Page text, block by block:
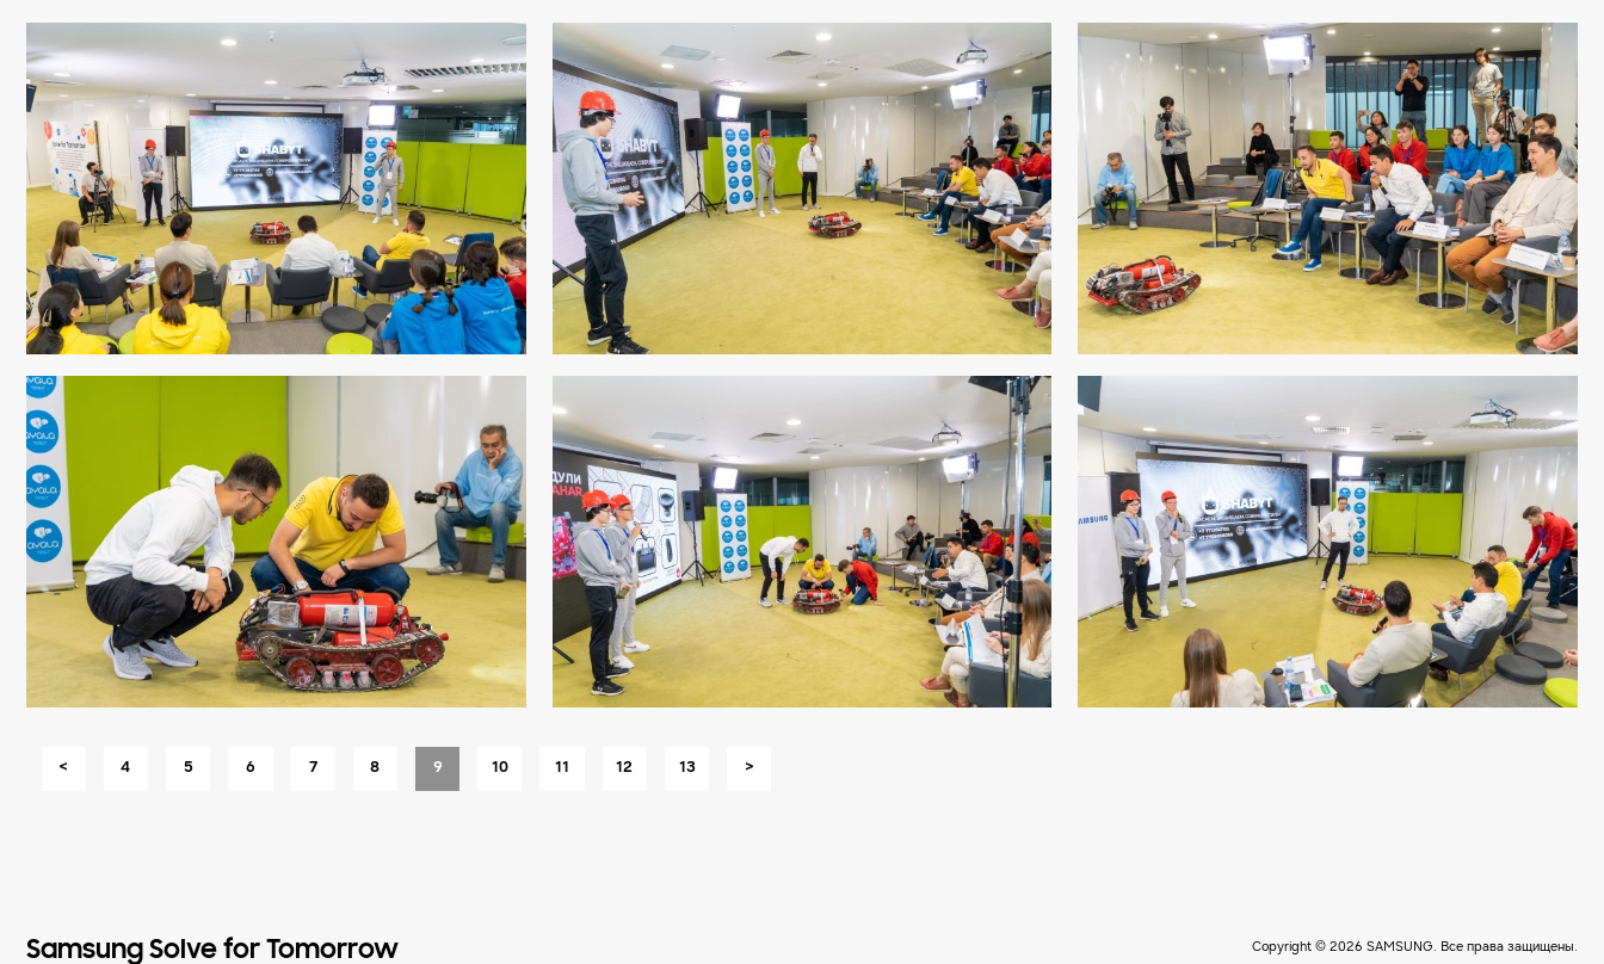
< 4 5 6 7 8 9 10 11 12 13 >
Samsung Solve for Tomorrow Copyright © 2026 SAMSUNG. Все права защищены.